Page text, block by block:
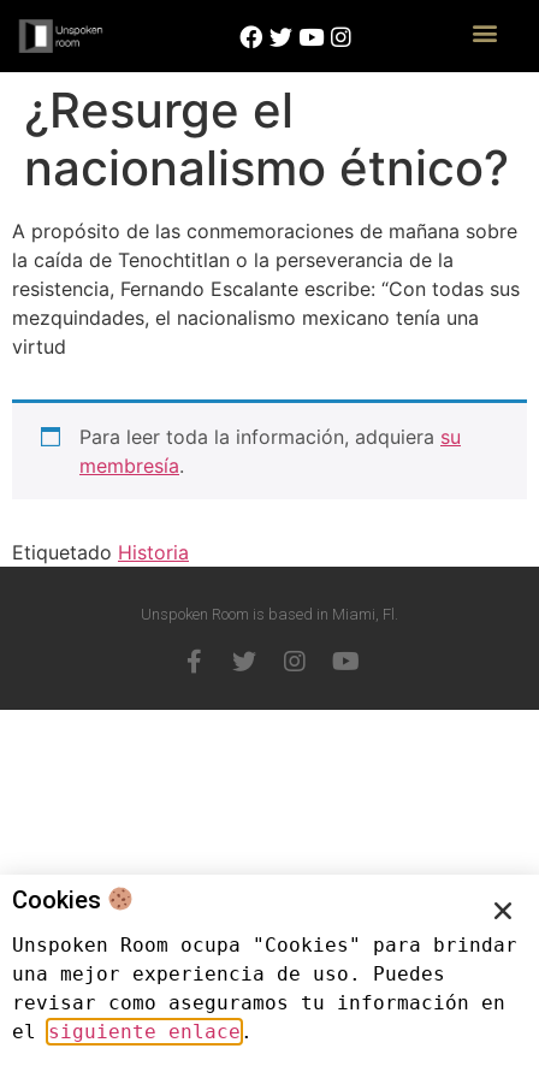
¿Resurge el
nacionalismo étnico?
A propósito de las conmemoraciones de mañana sobre
la caída de Tenochtitlan o la perseverancia de la
resistencia, Fernando Escalante escribe: “Con todas sus
mezquindades, el nacionalismo mexicano tenía una
virtud
Para leer toda la información, adquiera su
membresía.
Etiquetado Historia
Unspoken Room is based in Miami, Fl.
Cookies
Unspoken Room ocupa "Cookies" para brindar
una mejor experiencia de uso. Puedes
revisar como aseguramos tu información en
el siguiente enlace .